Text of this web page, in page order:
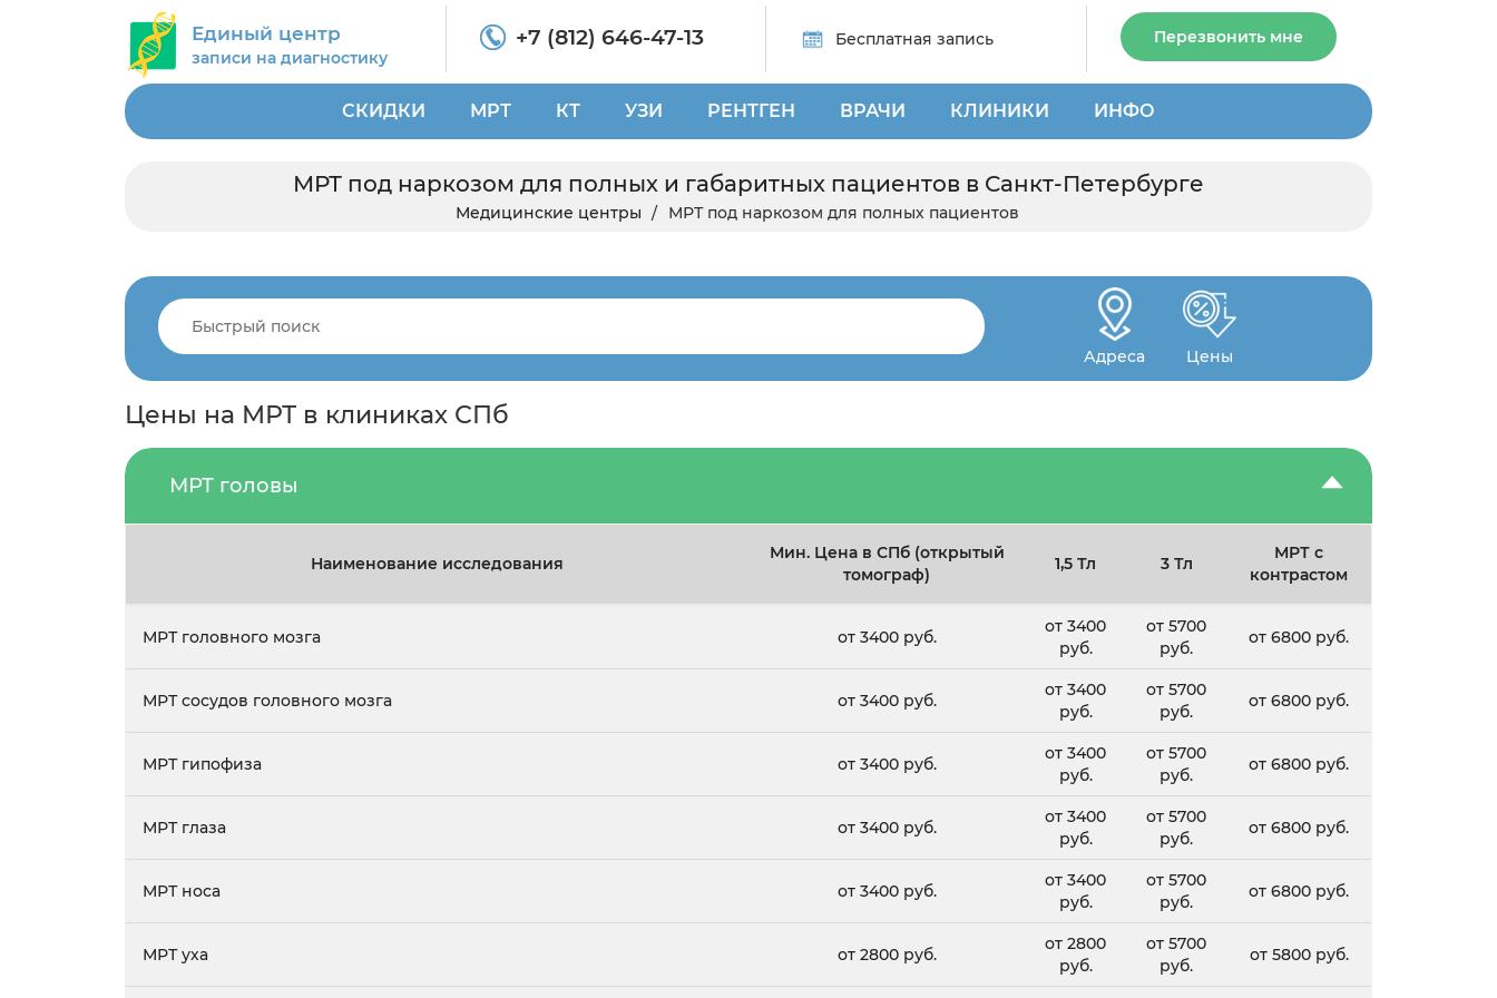
Единый центр
записи на диагностику
+7 (812) 646-47-13 Бесплатная запись Перезвонить мне
СКИДКИ МРТ КТ УЗИ РЕНТГЕН ВРАЧИ КЛИНИКИ ИНФО
МРТ под наркозом для полных и габаритных пациентов в Санкт-Петербурге
Медицинские центры МРТ под наркозом для полных пациентов
Адреса Цены
Цены на МРТ в клиниках СПб
МРТ головы
Наименование исследования
Мин. Цена в СПб (открытый
томограф)
1,5 Тл 3 Тл
МРТ с
контрастом
МРТ головного мозга от 3400 руб.
от 3400
руб.
от 5700
руб.
от 6800 руб.
МРТ сосудов головного мозга от 3400 руб.
от 3400
руб.
от 5700
руб.
от 6800 руб.
МРТ гипофиза от 3400 руб.
от 3400
руб.
от 5700
руб.
от 6800 руб.
МРТ глаза от 3400 руб.
от 3400
руб.
от 5700
руб.
от 6800 руб.
МРТ носа от 3400 руб.
от 3400
руб.
от 5700
руб.
от 6800 руб.
МРТ уха от 2800 руб.
от 2800
руб.
от 5700
руб.
от 5800 руб.